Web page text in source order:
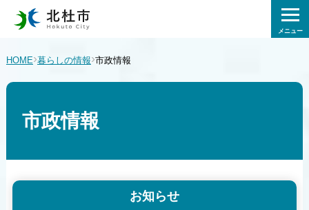
メニュー
HOME›暮らしの情報›市政情報
市政情報
お知らせ